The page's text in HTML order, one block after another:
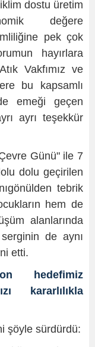
dostu üretim
değere
pek çok
hayırlara
Vakfımız ve
bu kapsamlı
emeği geçen
ayrı teşekkür
Günü" ile 7
dolu geçirilen
tebrik
hem de
alanlarında
serginin de aynı
etti.
hedefimiz
kararlılıkla
şöyle sürdürdü: